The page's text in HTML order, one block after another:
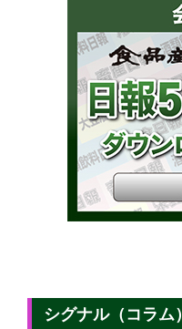
シグナル（コラム）